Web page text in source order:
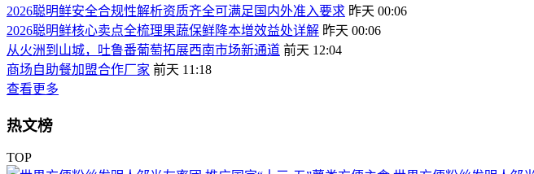
2026聪明鲜安全合规性解析资质齐全可满足国内外准入要求 昨天 00:06
2026聪明鲜核心卖点全梳理果蔬保鲜降本增效益处详解 昨天 00:06
从火洲到山城，吐鲁番葡萄拓展西南市场新通道 前天 12:04
商场自助餐加盟合作厂家 前天 11:18
查看更多
热文榜
TOP